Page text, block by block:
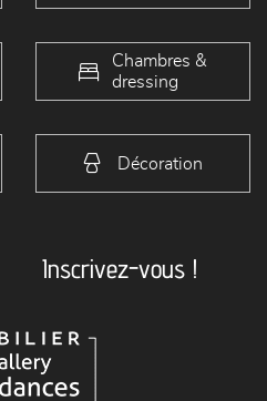
Chambres &
dressing
Décoration
Inscrivez-vous !